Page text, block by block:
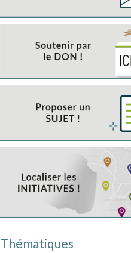
Thématiques